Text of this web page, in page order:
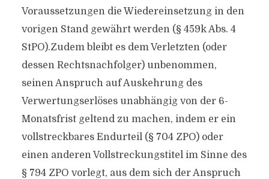
Voraussetzungen die Wiedereinsetzung in den
vorigen Stand gewährt werden (§ 459k Abs. 4
StPO).Zudem bleibt es dem Verletzten (oder
dessen Rechtsnachfolger) unbenommen,
seinen Anspruch auf Auskehrung des
Verwertungserlöses unabhängig von der 6-
Monatsfrist geltend zu machen, indem er ein
vollstreckbares Endurteil (§ 704 ZPO) oder
einen anderen Vollstreckungstitel im Sinne des
§ 794 ZPO vorlegt, aus dem sich der Anspruch